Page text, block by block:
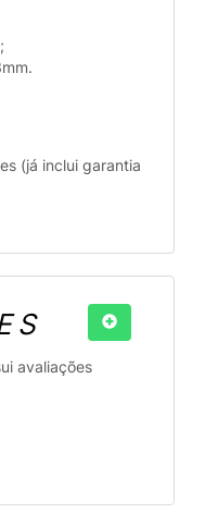
(já inclui garantia
avaliações